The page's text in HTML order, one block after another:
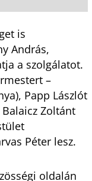
is
András,
a szolgálatot.
–
Papp Lászlót
Balaicz Zoltánt
Péter lesz.
oldalán